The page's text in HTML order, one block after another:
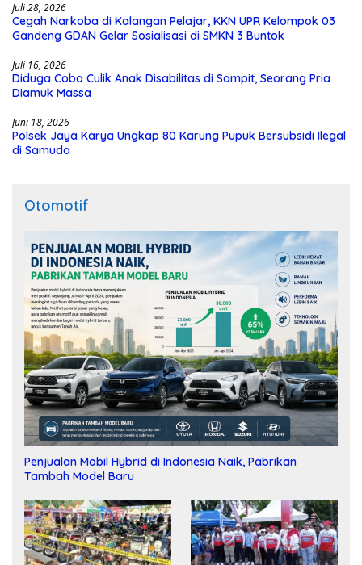
Juli 28, 2026
Cegah Narkoba di Kalangan Pelajar, KKN UPR Kelompok 03
Gandeng GDAN Gelar Sosialisasi di SMKN 3 Buntok
Juli 16, 2026
Diduga Coba Culik Anak Disabilitas di Sampit, Seorang Pria
Diamuk Massa
Juni 18, 2026
Polsek Jaya Karya Ungkap 80 Karung Pupuk Bersubsidi Ilegal
di Samuda
Otomotif
Penjualan Mobil Hybrid di Indonesia Naik, Pabrikan
Tambah Model Baru